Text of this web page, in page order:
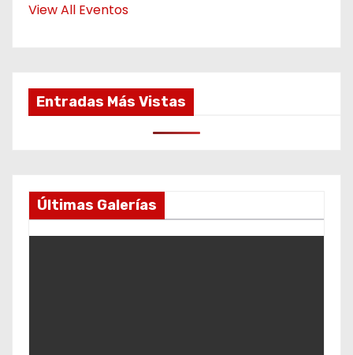
View All Eventos
Entradas Más Vistas
Últimas Galerías